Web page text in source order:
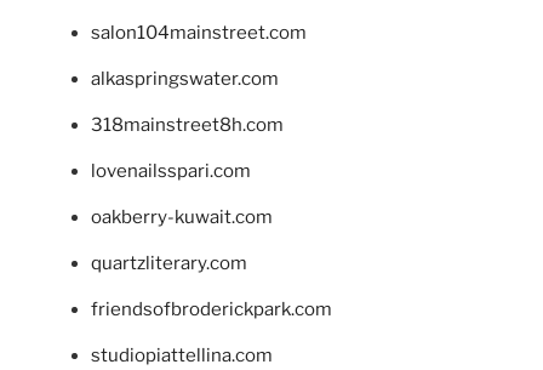
salon104mainstreet.com
alkaspringswater.com
318mainstreet8h.com
lovenailsspari.com
oakberry-kuwait.com
quartzliterary.com
friendsofbroderickpark.com
studiopiattellina.com